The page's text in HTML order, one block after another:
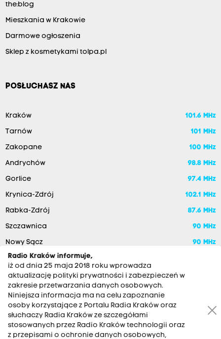
the:blog
Mieszkania w Krakowie
Darmowe ogłoszenia
Sklep z kosmetykami tolpa.pl
POSŁUCHASZ NAS
Kraków 101.6 MHz
Tarnów 101 MHz
Zakopane 100 MHz
Andrychów 98.8 MHz
Gorlice 97.4 MHz
Krynica-Zdrój 102.1 MHz
Rabka-Zdrój 87.6 MHz
Szczawnica 90 MHz
Nowy Sącz 90 MHz
RADIO KRAKÓW SA. Aleja Juliusza Słowackiego 22, 30-007
Radio Kraków informuje,
iż od dnia 25 maja 2018 roku wprowadza
aktualizację polityki prywatności i zabezpieczeń w
zakresie przetwarzania danych osobowych.
Niniejsza informacja ma na celu zapoznanie
osoby korzystające z Portalu Radia Kraków oraz
słuchaczy Radia Kraków ze szczegółami
stosowanych przez Radio Kraków technologii oraz
z przepisami o ochronie danych osobowych,